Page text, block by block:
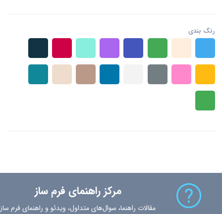
رنگ بندی
مرکز راهنمای فرم ساز
مقالات راهنما، سوال‌های متداول، ویدئو و راهنمای فرم ساز